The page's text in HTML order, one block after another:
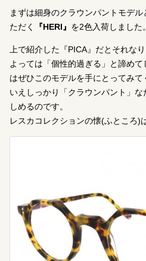
まずは細身のクラウンパントモデ
ただく
『HERI』 を2色入荷しました。
上で紹介した『PICA』だとそれな
よっては「個性的過ぎる」と諦め
はぜひこのモデルを手にとってみ
いえしっかり「クラウンパント」
しめるのです。
レスカコレクションの懐(ふところ)